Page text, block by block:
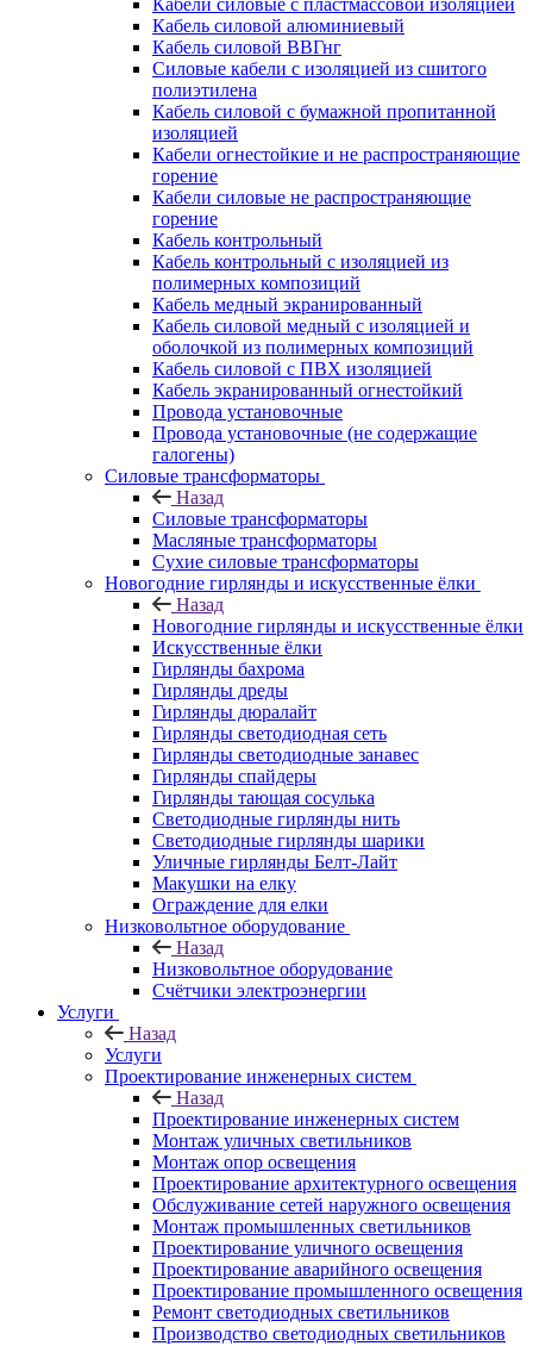
Кабели силовые с пластмассовой изоляцией
Кабель силовой алюминиевый
Кабель силовой ВВГнг
Силовые кабели с изоляцией из сшитого
полиэтилена
Кабель силовой с бумажной пропитанной
изоляцией
Кабели огнестойкие и не распространяющие
горение
Кабели силовые не распространяющие
горение
Кабель контрольный
Кабель контрольный с изоляцией из
полимерных композиций
Кабель медный экранированный
Кабель силовой медный с изоляцией и
оболочкой из полимерных композиций
Кабель силовой с ПВХ изоляцией
Кабель экранированный огнестойкий
Провода установочные
Провода установочные (не содержащие
галогены)
Силовые трансформаторы
Назад
Силовые трансформаторы
Масляные трансформаторы
Сухие силовые трансформаторы
Новогодние гирлянды и искусственные ёлки
Назад
Новогодние гирлянды и искусственные ёлки
Искусственные ёлки
Гирлянды бахрома
Гирлянды дреды
Гирлянды дюралайт
Гирлянды светодиодная сеть
Гирлянды светодиодные занавес
Гирлянды спайдеры
Гирлянды тающая сосулька
Светодиодные гирлянды нить
Светодиодные гирлянды шарики
Уличные гирлянды Белт-Лайт
Макушки на елку
Ограждение для елки
Низковольтное оборудование
Назад
Низковольтное оборудование
Счётчики электроэнергии
Услуги
Назад
Услуги
Проектирование инженерных систем
Назад
Проектирование инженерных систем
Монтаж уличных светильников
Монтаж опор освещения
Проектирование архитектурного освещения
Обслуживание сетей наружного освещения
Монтаж промышленных светильников
Проектирование уличного освещения
Проектирование аварийного освещения
Проектирование промышленного освещения
Ремонт светодиодных светильников
Производство светодиодных светильников